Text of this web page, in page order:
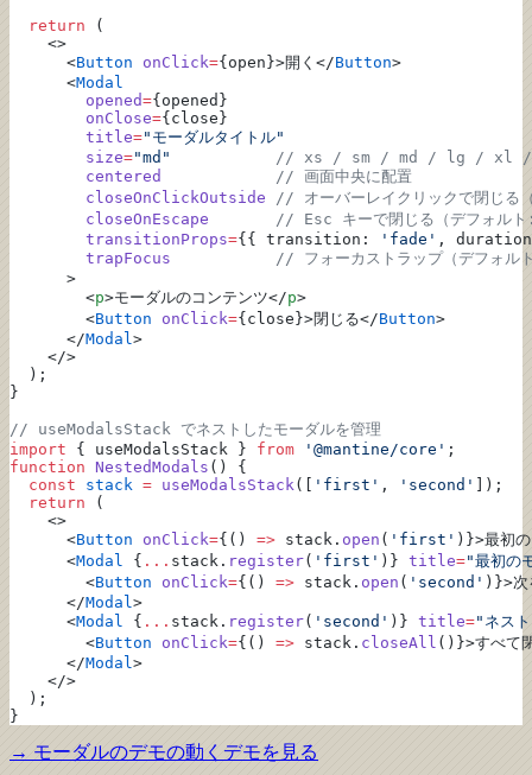
  return
(
    <>
      <
Button onClick={open}>開く</Button>
      <
Modal
        opened
={opened}
        onClose
={close}
        title
="モーダルタイトル"
        size
="md"
// xs / sm / md / lg / xl
        centered
            // 画面中央に配置
        closeOnClickOutside
// オーバーレイクリックで閉じ
        closeOnEscape
// Esc キーで閉じる（デフォル
        transitionProps
={{ transition: 'fade' ,
        trapFocus
// フォーカストラップ（デフォル
      >
        <
p>モーダルのコンテンツ</p>
        <
Button onClick={close}>閉じる</Button>
      </
Modal >
    </>
  );
}
// useModalsStack でネストしたモーダルを管理
import { useModalsStack } from '@mantine/core' ;
function NestedModals () {
  const
stack = useModalsStack ([ 'first' , 'second'
]);
  return
(
    <>
      <
Button onClick={() => stack. open ( 'first' )}>最初
      <
Modal { ... stack. register( 'first' )} title="最初の
        <
Button onClick={() => stack. open ( 'second' )}>次
      </
Modal >
      <
Modal { ... stack. register( 'second' )} title="ネス
        <
Button onClick={() => stack. closeAll ()}>すべて
      </
Modal >
    </>
  );
}
→ モーダルのデモの動くデモを見る